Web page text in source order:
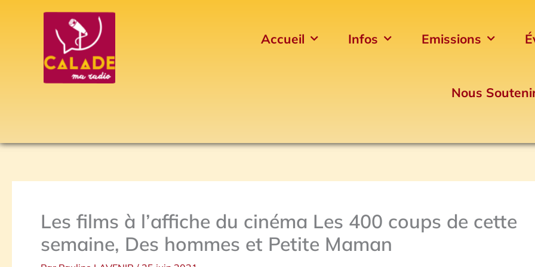
Accueil Infos Emissions
Nous
Les films à l’affiche du cinéma Les 400 coups de cette
semaine, Des hommes et Petite Maman